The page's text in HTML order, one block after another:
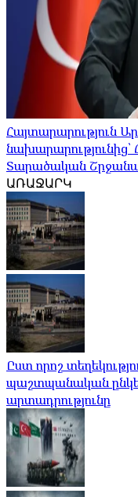
Հայտարարություն
Տարածական
ԱՌԱՋԱՐԿ
Ըստ որոշ
պաշտպանական
արտադրությունը